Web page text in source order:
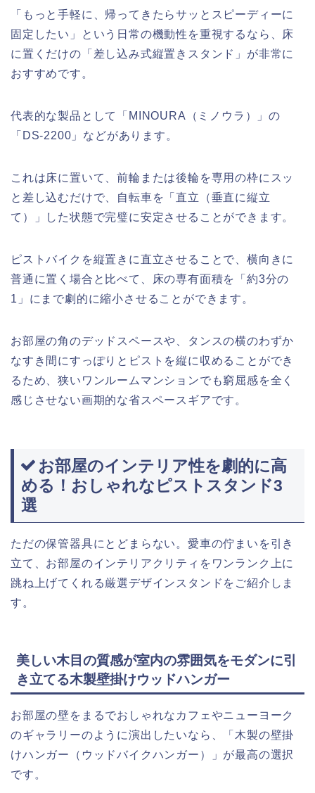
「もっと手軽に、帰ってきたらサッとスピーディーに
固定したい」という日常の機動性を重視するなら、床
に置くだけの「差し込み式縦置きスタンド」が非常に
おすすめです。
代表的な製品として「MINOURA（ミノウラ）」の
「DS-2200」などがあります。
これは床に置いて、前輪または後輪を専用の枠にスッ
と差し込むだけで、自転車を「直立（垂直に縦立
て）」した状態で完璧に安定させることができます。
ピストバイクを縦置きに直立させることで、横向きに
普通に置く場合と比べて、床の専有面積を「約3分の
1」にまで劇的に縮小させることができます。
お部屋の角のデッドスペースや、タンスの横のわずか
なすき間にすっぽりとピストを縦に収めることができ
るため、狭いワンルームマンションでも窮屈感を全く
感じさせない画期的な省スペースギアです。
お部屋のインテリア性を劇的に高
める！おしゃれなピストスタンド3
選
ただの保管器具にとどまらない。愛車の佇まいを引き
立て、お部屋のインテリアクリティをワンランク上に
跳ね上げてくれる厳選デザインスタンドをご紹介しま
す。
美しい木目の質感が室内の雰囲気をモダンに引
き立てる木製壁掛けウッドハンガー
お部屋の壁をまるでおしゃれなカフェやニューヨーク
のギャラリーのように演出したいなら、「木製の壁掛
けハンガー（ウッドバイクハンガー）」が最高の選択
です。